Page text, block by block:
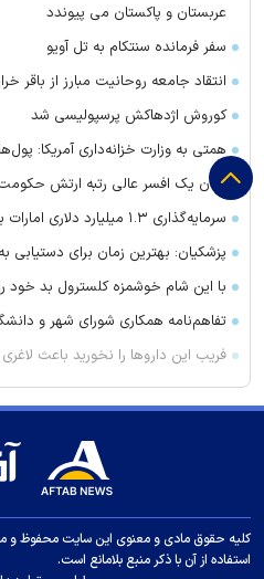
عربستان و پاکستان می پیوندد
سفر فرمانده سنتکام به تل آویو
انتقاد جامعه روحانیت مبارز از باقر
کوروش اژدهاکش پرسپولیسی شد
همتی به وزارت خزانه‌داری آمریکا:
لبنان یک افسر عالی رتبه ارتش
سرمایه‌گذاری ۱.۳ میلیارد دلاری امارات برای توسعه ناوگان نفت و گاز
پزشکیان: بهترین زمان برای دستیابی
با این شام خوشمزه کلسترول بد خود را
تفاهم‌نامه همکاری شورای شهر و
فریب این دارو‌ها را نخورید باعث
آمادگی شبستر برای بحران
نخست‌وزیر کردستان عراق: منطقه ما
تقدیر فرمانده انتظامی میانه از
وضعیت عجیب خرید‌های جدید
کلیه حقوق مادی و معنوی این سایت محفوظ و
استفاده از آن با ذکر منبع بلامانع است.